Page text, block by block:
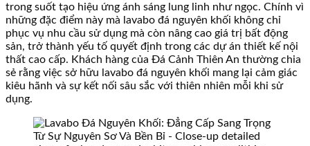
trong suốt tạo hiệu ứng ánh sáng lung linh như ngọc. Chính vì
những đặc điểm này mà lavabo đá nguyên khối không chỉ
phục vụ nhu cầu sử dụng mà còn nâng cao giá trị bất động
sản, trở thành yếu tố quyết định trong các dự án thiết kế nội
thất cao cấp. Khách hàng của Đá Cảnh Thiên An thường chia
sẻ rằng việc sở hữu lavabo đá nguyên khối mang lại cảm giác
kiêu hãnh và sự kết nối sâu sắc với thiên nhiên mỗi khi sử
dụng.